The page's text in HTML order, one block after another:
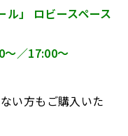
ル」 ロビースペース
～／17:00～
い方もご購入いた